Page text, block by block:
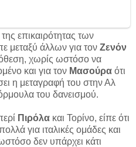
επικαιρότητας των
μεταξύ άλλων για τον Ζενόν
χωρίς ωστόσο να
και για τον Μασούρα ότι
η μεταγραφή του στην Αλ
του δανεισμού.
Πιρόλα και Τορίνο, είπε ότι
για ιταλικές ομάδες και
δεν υπάρχει κάτι